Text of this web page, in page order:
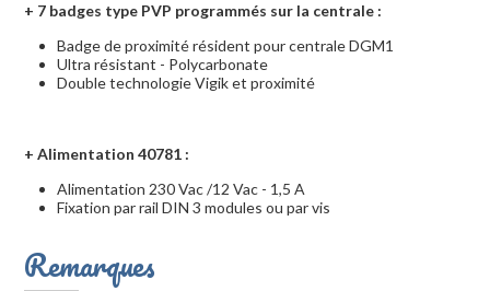
+ 7 badges type PVP programmés sur la centrale :
Badge de proximité résident pour centrale DGM1
Ultra résistant - Polycarbonate
Double technologie Vigik et proximité
+ Alimentation 40781 :
Alimentation 230 Vac /12 Vac - 1,5 A
Fixation par rail DIN 3 modules ou par vis
Remarques